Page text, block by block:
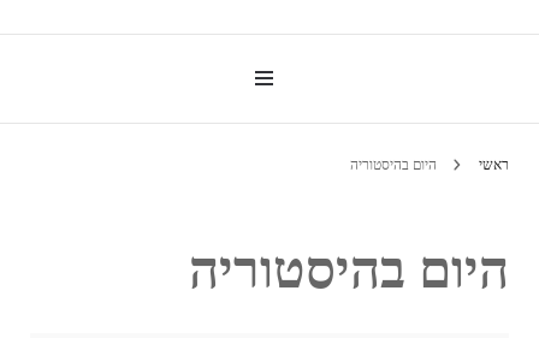
ראשי היום בהיסטוריה
היום בהיסטוריה